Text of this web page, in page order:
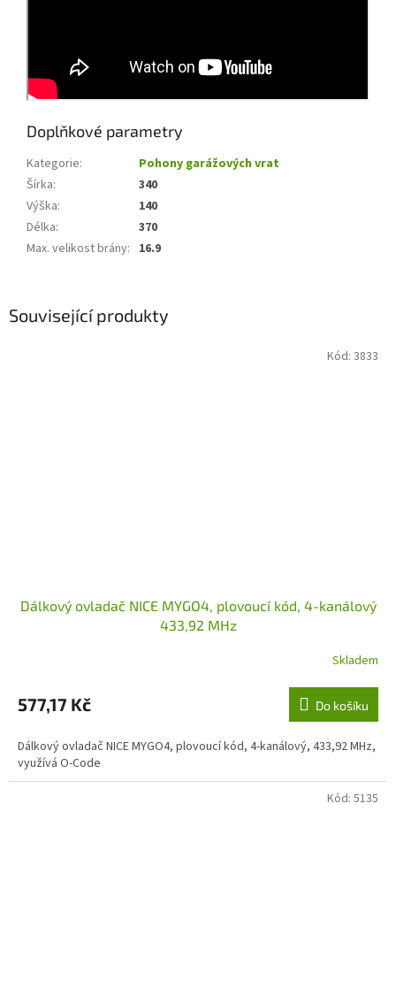
Související produkty
Dálkový ovladač NICE MYGO4, plovoucí kód, 4-kanálový
433,92 MHz
Skladem
577,17 Kč Do košíku
Dálkový ovladač NICE MYGO4, plovoucí kód, 4-kanálový, 433,92 MHz,
využívá O-Code
Kód: 3833
Kód: 5135
Doplňkové parametry
Kategorie:
Pohony garážových vrat
Šírka:
340
Výška:
140
Délka:
370
Max. velikost brány: 16.9